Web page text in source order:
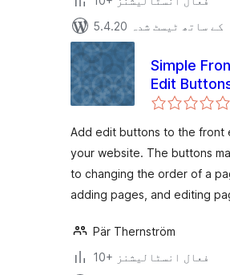
5.4.20 کے ساتھ ٹیسٹ شدہ
Simple
Edit
Add edit buttons to the front
your website. The buttons
to changing the order of a
adding pages, and editing
Pär Thernström
10+ فعال انسٹالیشنز